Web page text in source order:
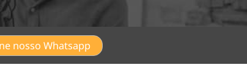
nosso Whatsapp